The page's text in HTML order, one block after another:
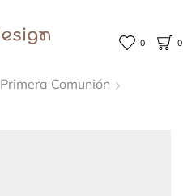
0 0
Primera Comunión